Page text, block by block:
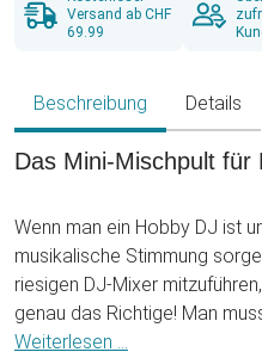
Versand ab CHF
69.99
Beschreibung Details
Das Mini-Mischpult für
Wenn man ein Hobby DJ ist
musikalische Stimmung
riesigen DJ-Mixer
genau das Richtige! Man
Geräte sowie einen AUX-
Weiterlesen ...